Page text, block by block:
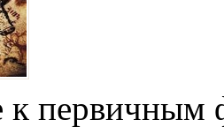
первичным